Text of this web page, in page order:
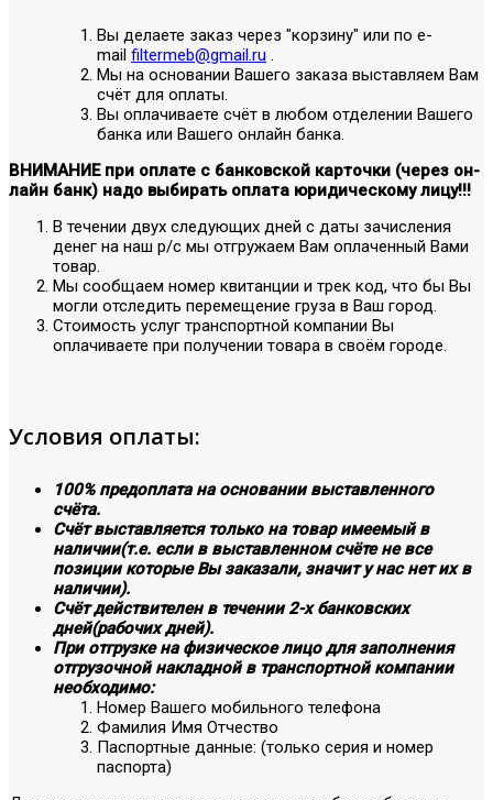
Вы делаете заказ через "корзину" или по е-
mail filtermeb@gmail.ru .
Мы на основании Вашего заказа выставляем Вам
счёт для оплаты.
Вы оплачиваете счёт в любом отделении Вашего
банка или Вашего онлайн банка.
ВНИМАНИЕ при оплате с банковской карточки (через он-
лайн банк) надо выбирать оплата юридическому лицу!!!
В течении двух следующих дней с даты зачисления
денег на наш р/с мы отгружаем Вам оплаченный Вами
товар.
Мы сообщаем номер квитанции и трек код, что бы Вы
могли отследить перемещение груза в Ваш город.
Стоимость услуг транспортной компании Вы
оплачиваете при получении товара в своём городе.
Условия оплаты:
100% предоплата на основании выставленного
счёта.
Счёт выставляется только на товар имеемый в
наличии(т.е. если в выставленном счёте не все
позиции которые Вы заказали, значит у нас нет их в
наличии).
Счёт действителен в течении 2-х банковских
дней(рабочих дней).
При отгрузке на физическое лицо для заполнения
отгрузочной накладной в транспортной компании
необходимо:
Номер Вашего мобильного телефона
Фамилия Имя Отчество
Паспортные данные: (только серия и номер
паспорта)